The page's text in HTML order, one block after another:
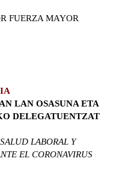
FUERZA MAYOR
LAN OSASUNA ETA
DELEGATUENTZAT
LABORAL Y
EL CORONAVIRUS